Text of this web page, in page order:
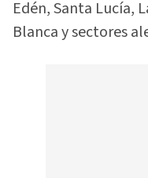
Edén, Santa Lucía,
Blanca y sectores